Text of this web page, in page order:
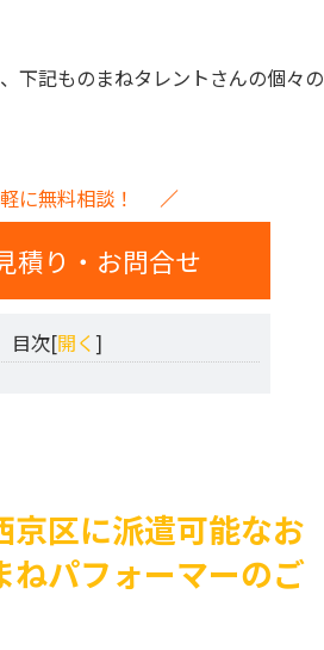
下記ものまねタレントさんの個々の
に無料相談！
積り・お問合せ
目次[開く ]
京区に派遣可能なお
ねパフォーマーのご